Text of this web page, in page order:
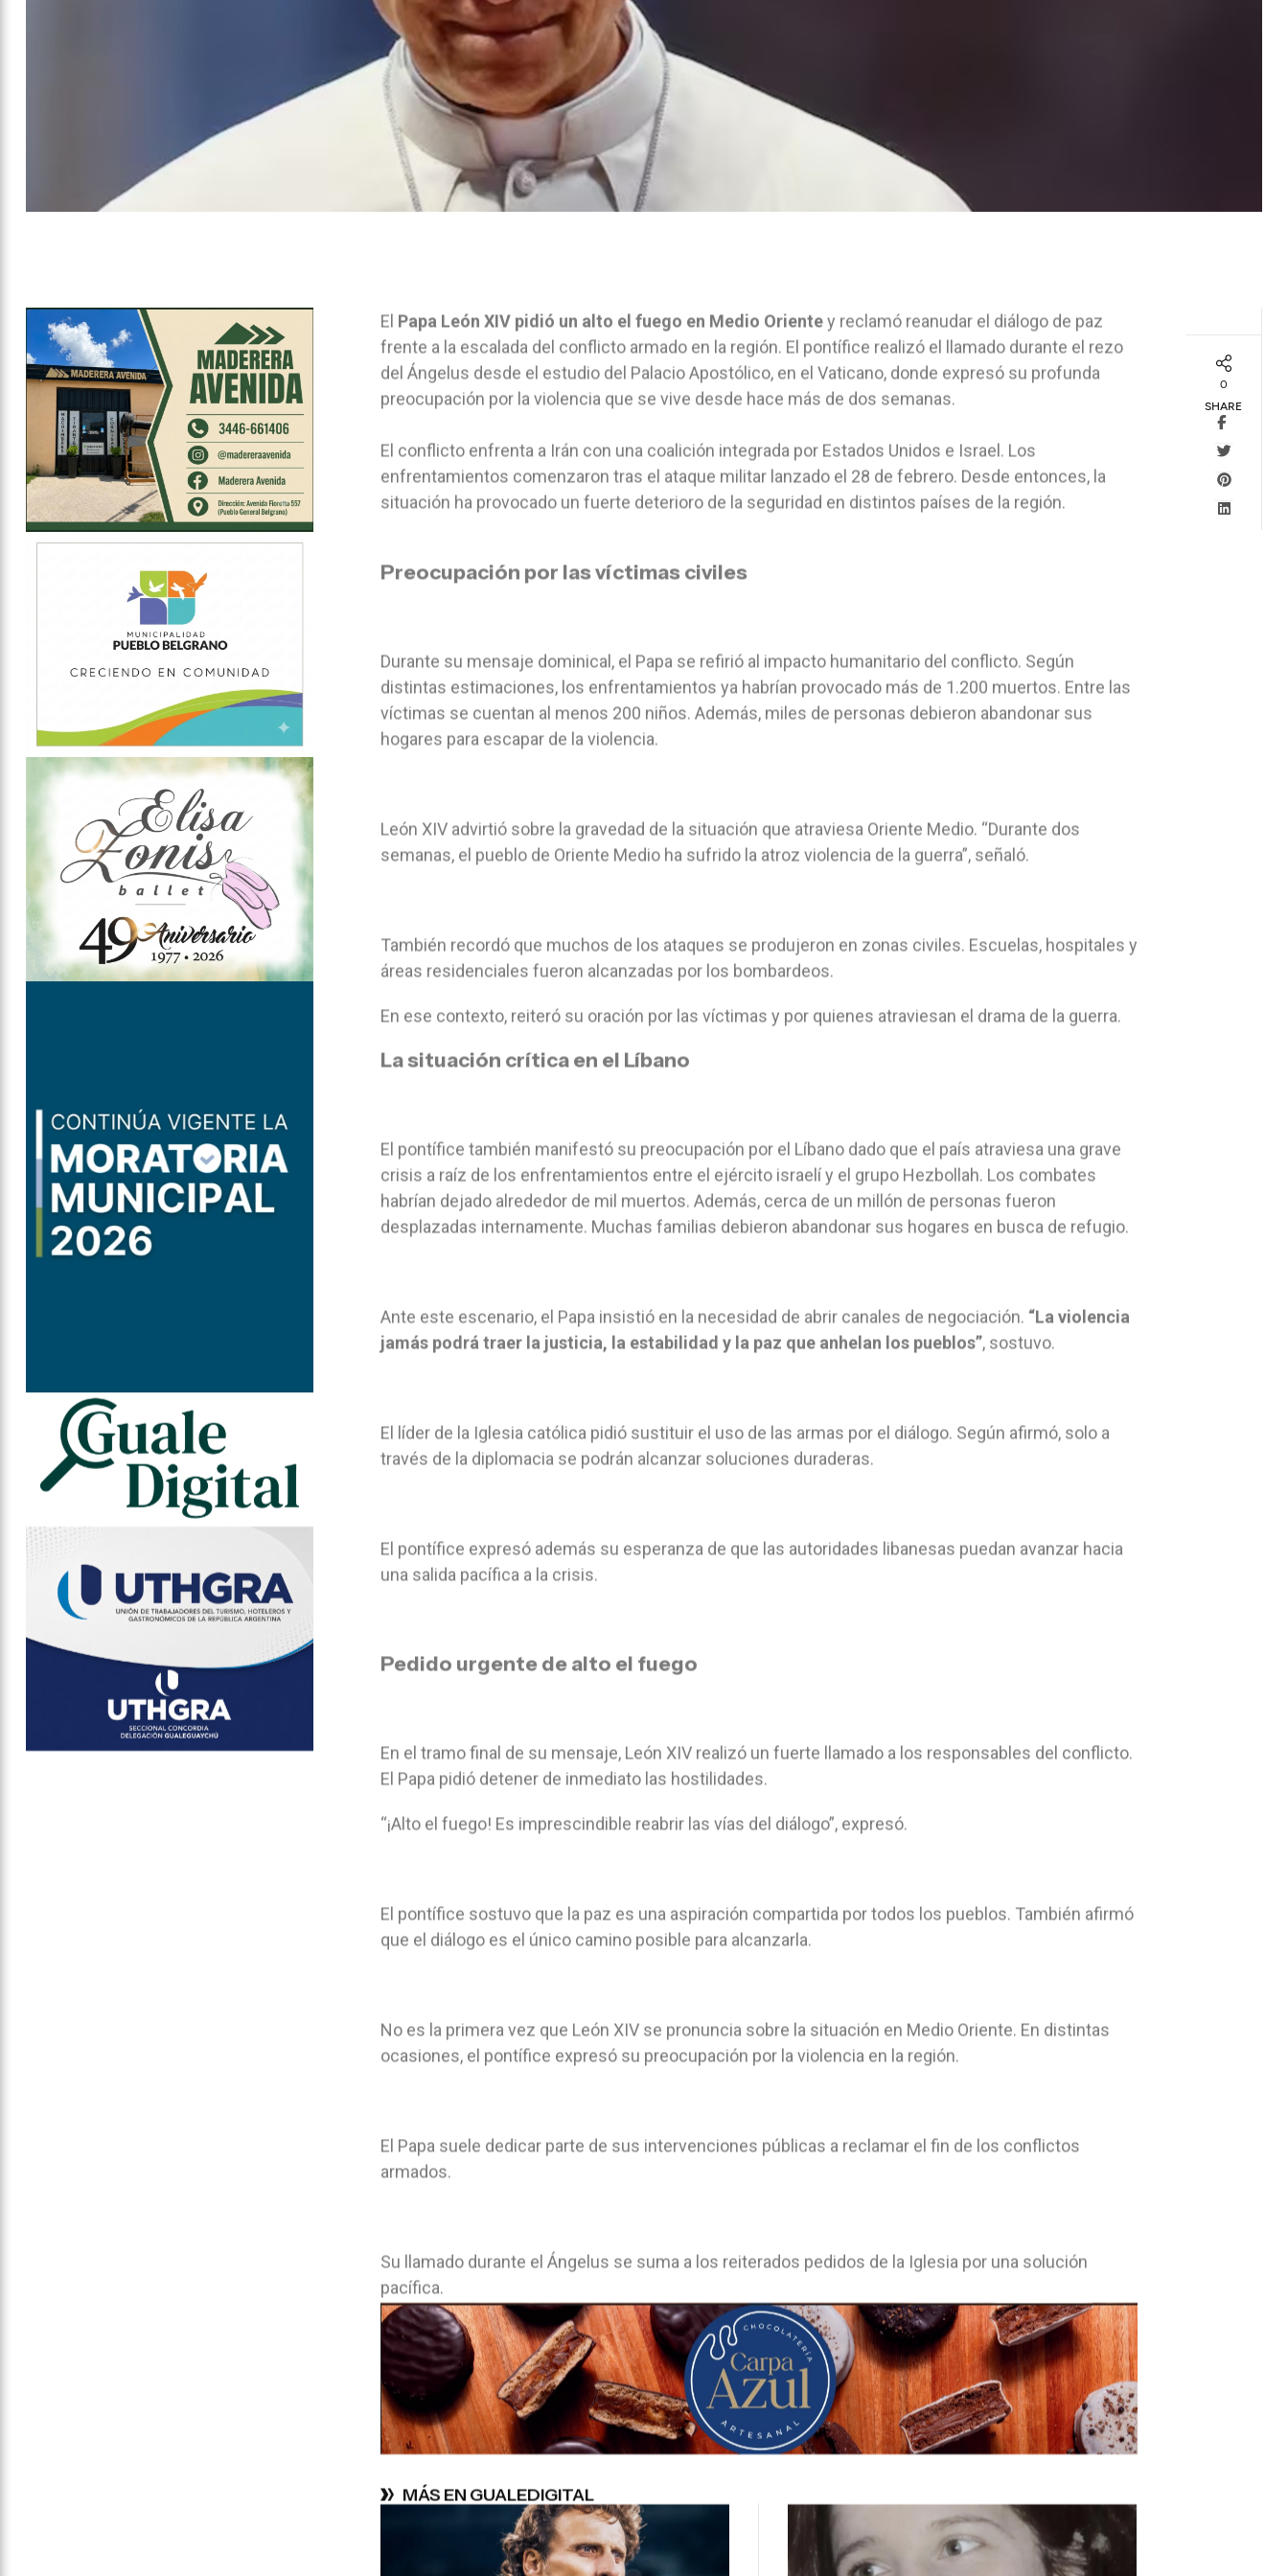
El Papa León XIV pidió un alto el fuego en Medio Orientey reclamó reanudar el diálogo de paz
frente a la escalada del conflicto armado en la región. El pontífice realizó el llamado durante el rezo
del Ángelus desde el estudio del Palacio Apostólico, en el Vaticano, donde expresó su profunda
preocupación por la violencia que se vive desde hace más de dos semanas.
El conflicto enfrenta a Irán con una coalición integrada por Estados Unidos e Israel. Los
enfrentamientos comenzaron tras el ataque militar lanzado el 28 de febrero. Desde entonces, la
situación ha provocado un fuerte deterioro de la seguridad en distintos países de la región.
Preocupación por las víctimas civiles
Durante su mensaje dominical, el Papa se refirió al impacto humanitario del conflicto. Según
distintas estimaciones, los enfrentamientos ya habrían provocado más de 1.200 muertos. Entre las
víctimas se cuentan al menos 200 niños. Además, miles de personas debieron abandonar sus
hogares para escapar de la violencia.
León XIV advirtió sobre la gravedad de la situación que atraviesa Oriente Medio. “Durante dos
semanas, el pueblo de Oriente Medio ha sufrido la atroz violencia de la guerra”, señaló.
También recordó que muchos de los ataques se produjeron en zonas civiles. Escuelas, hospitales y
áreas residenciales fueron alcanzadas por los bombardeos.
En ese contexto, reiteró su oración por las víctimas y por quienes atraviesan el drama de la guerra.
La situación crítica en el Líbano
El pontífice también manifestó su preocupación por el Líbano dado que el país atraviesa una grave
crisis a raíz de los enfrentamientos entre el ejército israelí y el grupo Hezbollah. Los combates
habrían dejado alrededor de mil muertos. Además, cerca de un millón de personas fueron
desplazadas internamente. Muchas familias debieron abandonar sus hogares en busca de refugio.
Ante este escenario, el Papa insistió en la necesidad de abrir canales de negociación. “La violencia
jamás podrá traer la justicia, la estabilidad y la paz que anhelan los pueblos”, sostuvo.
El líder de la Iglesia católica pidió sustituir el uso de las armas por el diálogo. Según afirmó, solo a
través de la diplomacia se podrán alcanzar soluciones duraderas.
El pontífice expresó además su esperanza de que las autoridades libanesas puedan avanzar hacia
una salida pacífica a la crisis.
Pedido urgente de alto el fuego
En el tramo final de su mensaje, León XIV realizó un fuerte llamado a los responsables del conflicto.
El Papa pidió detener de inmediato las hostilidades.
“¡Alto el fuego! Es imprescindible reabrir las vías del diálogo”, expresó.
El pontífice sostuvo que la paz es una aspiración compartida por todos los pueblos. También afirmó
que el diálogo es el único camino posible para alcanzarla.
No es la primera vez que León XIV se pronuncia sobre la situación en Medio Oriente. En distintas
ocasiones, el pontífice expresó su preocupación por la violencia en la región.
El Papa suele dedicar parte de sus intervenciones públicas a reclamar el fin de los conflictos
armados.
Su llamado durante el Ángelus se suma a los reiterados pedidos de la Iglesia por una solución
pacífica.
MÁS EN GUALEDIGITAL
0
SHARE